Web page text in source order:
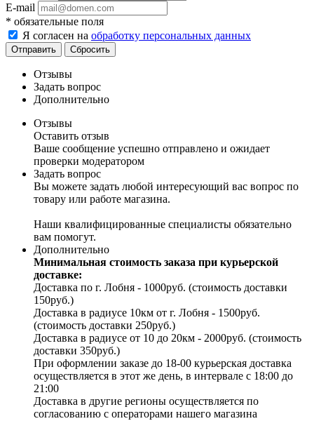
E-mail
* обязательные поля
Я согласен на обработку персональных данных
Отправить Сбросить
Отзывы
Задать вопрос
Дополнительно
Отзывы
Оставить отзыв
Ваше сообщение успешно отправлено и ожидает
проверки модератором
Задать вопрос
Вы можете задать любой интересующий вас вопрос по
товару или работе магазина.
Наши квалифицированные специалисты обязательно
вам помогут.
Дополнительно
Минимальная стоимость заказа при курьерской
доставке:
Доставка по г. Лобня - 1000руб. (стоимость доставки
150руб.)
Доставка в радиусе 10км от г. Лобня - 1500руб.
(стоимость доставки 250руб.)
Доставка в радиусе от 10 до 20км - 2000руб. (стоимость
доставки 350руб.)
При оформлении заказе до 18-00 курьерская доставка
осуществляется в этот же день, в интервале с 18:00 до
21:00
Доставка в другие регионы осуществляется по
согласованию с операторами нашего магазина